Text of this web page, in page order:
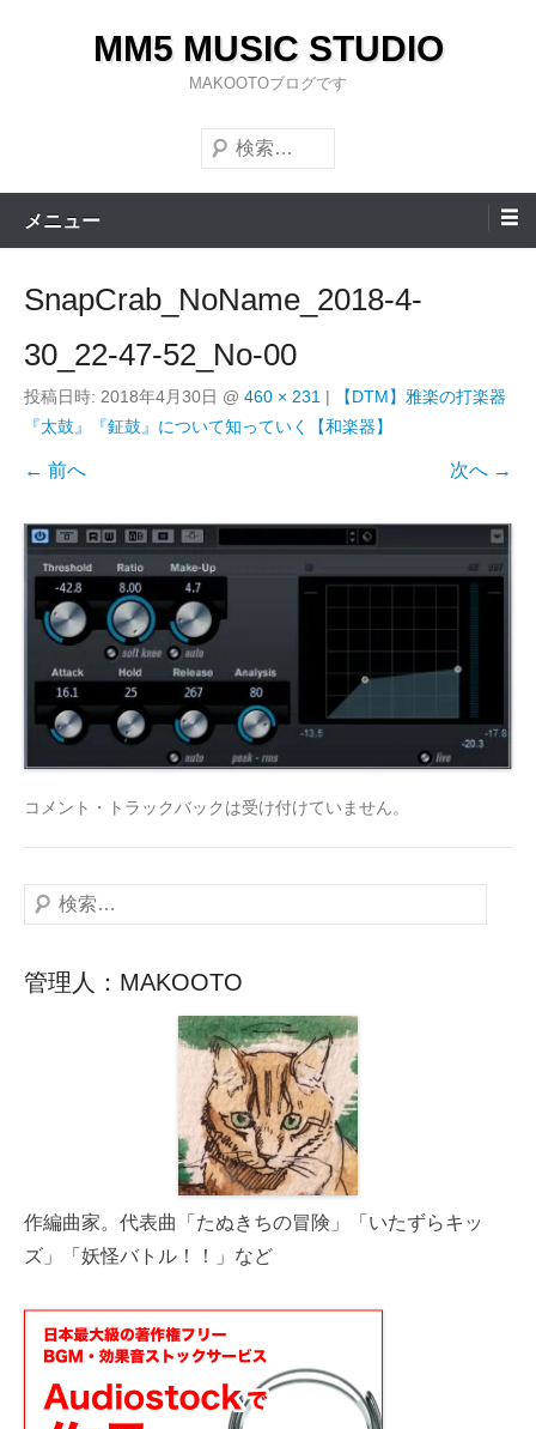
キ
MM5 MUSIC STUDIO
MAKOOTOブログです
検
索
メニュー
SnapCrab_NoName_2018-4-
30_22-47-52_No-00
投稿日時: 2018年4月30日 @ 460 × 231 |
【DTM】雅楽の打楽器
『太鼓』『鉦鼓』について知っていく【和楽器】
← 前へ 次へ →
コメント・トラックバックは受け付けていません。
検
管理人：MAKOOTO
作編曲家。代表曲「たぬきちの冒険」「いたずらキッ
ズ」「妖怪バトル！！」など